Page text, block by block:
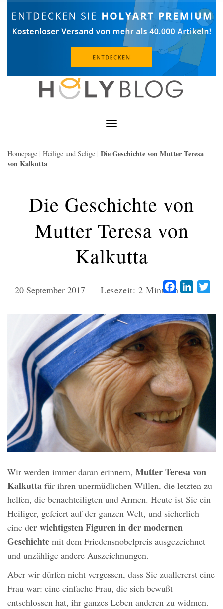
Toggle
Navigation
Homepage | Heilige und Selige | Die Geschichte von Mutter Teresa
von Kalkutta
Die Geschichte von
Mutter Teresa von
Kalkutta
20 September 2017 Lesezeit: 2 Minuten Facebook
Wir werden immer daran erinnern, Mutter Teresa von
Kalkutta für ihren unermüdlichen Willen, die letzten zu
helfen, die benachteiligten und Armen. Heute ist Sie ein
Heiliger, gefeiert auf der ganzen Welt, und sicherlich
eine der wichtigsten Figuren in der modernen
Geschichte mit dem Friedensnobelpreis ausgezeichnet
und unzählige andere Auszeichnungen.
Aber wir dürfen nicht vergessen, dass Sie zuallererst eine
Frau war: eine einfache Frau, die sich bewußt
entschlossen hat, ihr ganzes Leben anderen zu widmen.